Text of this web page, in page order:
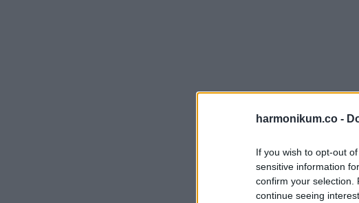
harmonikum.co -
If you wish to opt-out
sensitive information
confirm your selection.
continue seeing